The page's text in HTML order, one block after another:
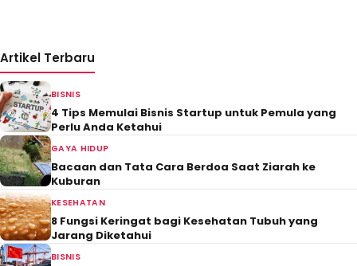
Artikel Terbaru
BISNIS
4 Tips Memulai Bisnis Startup untuk Pemula yang
Perlu Anda Ketahui
GAYA HIDUP
Bacaan dan Tata Cara Berdoa Saat Ziarah ke
Kuburan
KESEHATAN
8 Fungsi Keringat bagi Kesehatan Tubuh yang
Jarang Diketahui
BISNIS